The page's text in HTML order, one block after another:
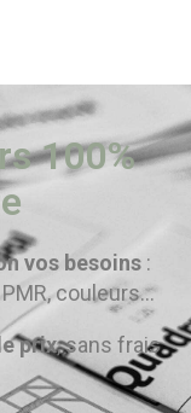
100%
vos besoins:
couleurs...
prix, sans frais